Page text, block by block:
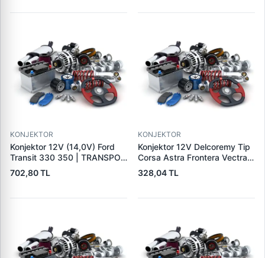
KONJEKTOR
Konjektor 12V (14,0V) Ford
Transit 330 350 | TRANSPO
F610
702,80 TL
KONJEKTOR
Konjektor 12V Delcoremy Tip
Corsa Astra Frontera Vectra
A - B Em Astra G | YUNYI 01-
004 | OEM 1204270
328,04 TL